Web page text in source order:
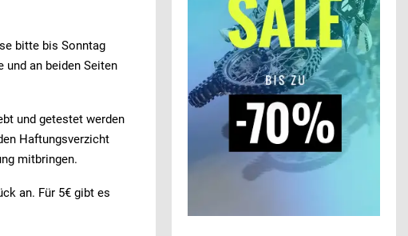
bitte bis Sonntag
und an beiden Seiten
und getestet werden
Haftungsverzicht
mitbringen.
an. Für 5€ gibt es